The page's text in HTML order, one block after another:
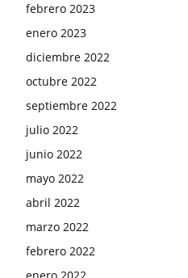
febrero 2023
enero 2023
diciembre 2022
octubre 2022
septiembre 2022
julio 2022
junio 2022
mayo 2022
abril 2022
marzo 2022
febrero 2022